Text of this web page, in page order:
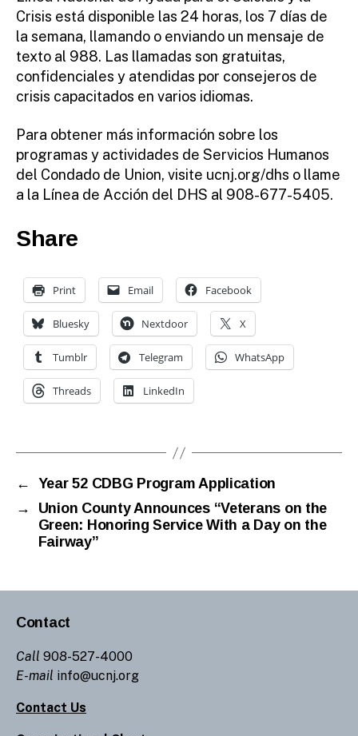
Crisis está disponible las 24 horas, los 7 días de
la semana, llamando o enviando un mensaje de
texto al 988. Las llamadas son gratuitas,
confidenciales y atendidas por consejeros de
crisis capacitados en varios idiomas.
Para obtener más información sobre los
programas y actividades de Servicios Humanos
del Condado de Union, visite ucnj.org/dhs o llame
a la Línea de Acción del DHS al 908-677-5405.
Share
Print Email Facebook
Bluesky Nextdoor X
Tumblr Telegram WhatsApp
Threads LinkedIn
←
Year 52 CDBG Program Application
→
Union County Announces “Veterans on the
Green: Honoring Service With a Day on the
Fairway”
Contact
Call 908-527-4000
E-mail info@ucnj.org
Contact Us